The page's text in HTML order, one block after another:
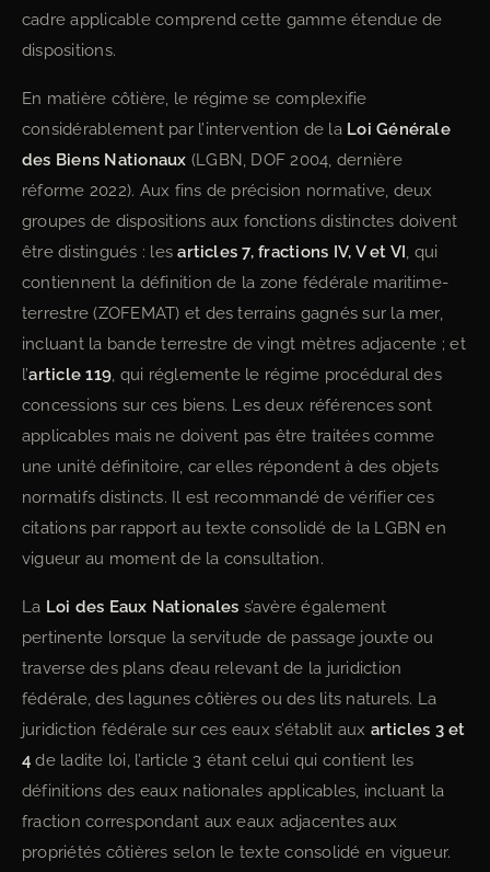
cadre applicable comprend cette gamme étendue de
dispositions.
En matière côtière, le régime se complexifie
considérablement par l’intervention de la Loi Générale
des Biens Nationaux (LGBN, DOF 2004, dernière
réforme 2022). Aux fins de précision normative, deux
groupes de dispositions aux fonctions distinctes doivent
être distingués : lesarticles 7, fractions IV, V et VI, qui
contiennent la définition de la zone fédérale maritime-
terrestre (ZOFEMAT) et des terrains gagnés sur la mer,
incluant la bande terrestre de vingt mètres adjacente ; et
l’article 119, qui réglemente le régime procédural des
concessions sur ces biens. Les deux références sont
applicables mais ne doivent pas être traitées comme
une unité définitoire, car elles répondent à des objets
normatifs distincts. Il est recommandé de vérifier ces
citations par rapport au texte consolidé de la LGBN en
vigueur au moment de la consultation.
La Loi des Eaux Nationales s’avère également
pertinente lorsque la servitude de passage jouxte ou
traverse des plans d’eau relevant de la juridiction
fédérale, des lagunes côtières ou des lits naturels. La
juridiction fédérale sur ces eaux s’établit aux articles 3 et
4 de ladite loi, l’article 3 étant celui qui contient les
définitions des eaux nationales applicables, incluant la
fraction correspondant aux eaux adjacentes aux
propriétés côtières selon le texte consolidé en vigueur.